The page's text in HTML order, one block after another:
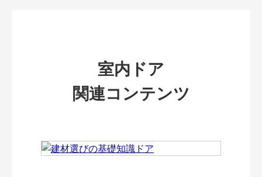
室内ドア
関連コンテンツ